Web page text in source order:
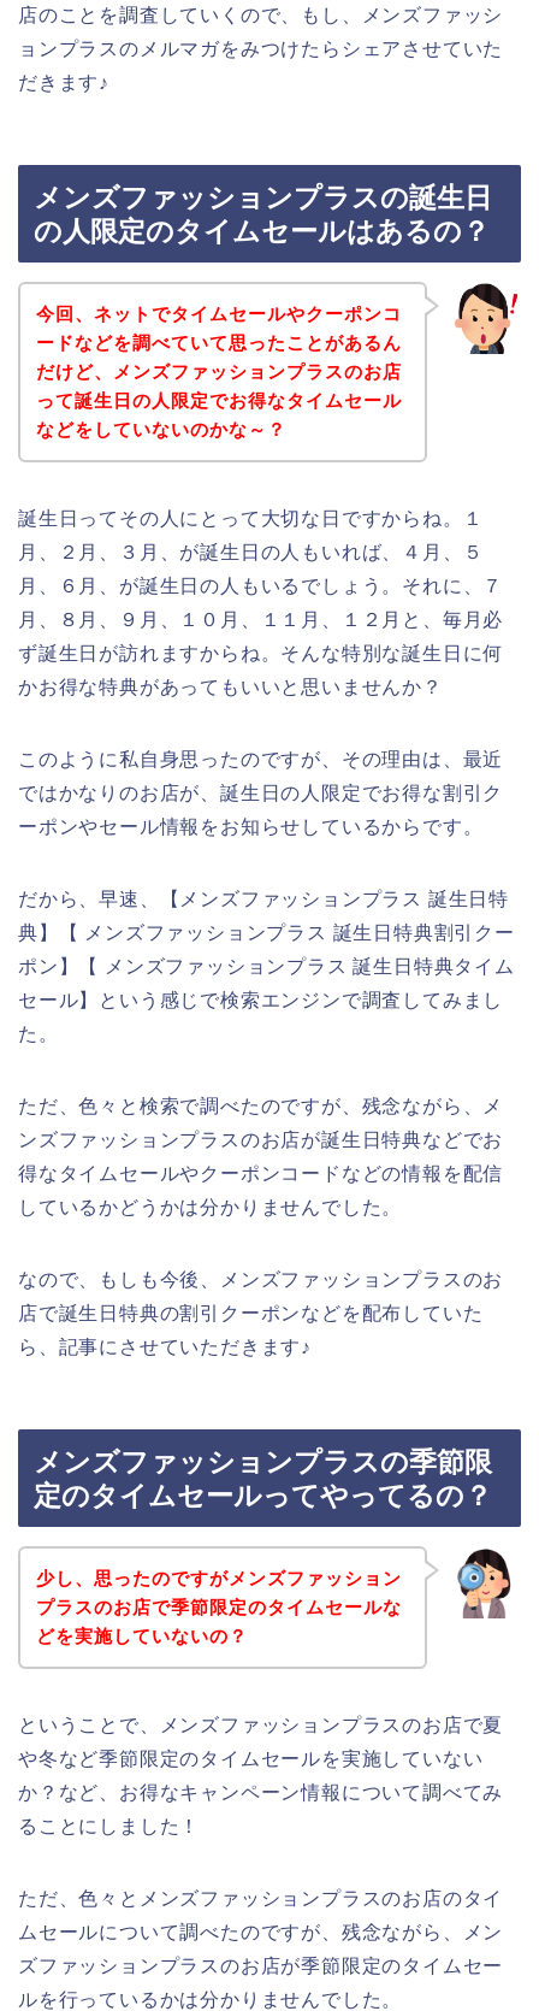
店のことを調査していくので、もし、メンズファッシ
ョンプラスのメルマガをみつけたらシェアさせていた
だきます♪
メンズファッションプラスの誕生日
の人限定のタイムセールはあるの？
今回、ネットでタイムセールやクーポンコ
ードなどを調べていて思ったことがあるん
だけど、メンズファッションプラスのお店
って誕生日の人限定でお得なタイムセール
などをしていないのかな～？
誕生日ってその人にとって大切な日ですからね。１
月、２月、３月、が誕生日の人もいれば、４月、５
月、６月、が誕生日の人もいるでしょう。それに、７
月、８月、９月、１０月、１１月、１２月と、毎月必
ず誕生日が訪れますからね。そんな特別な誕生日に何
かお得な特典があってもいいと思いませんか？
このように私自身思ったのですが、その理由は、最近
ではかなりのお店が、誕生日の人限定でお得な割引ク
ーポンやセール情報をお知らせしているからです。
だから、早速、【メンズファッションプラス 誕生日特
典】【 メンズファッションプラス 誕生日特典割引クー
ポン】【 メンズファッションプラス 誕生日特典タイム
セール】という感じで検索エンジンで調査してみまし
た。
ただ、色々と検索で調べたのですが、残念ながら、メ
ンズファッションプラスのお店が誕生日特典などでお
得なタイムセールやクーポンコードなどの情報を配信
しているかどうかは分かりませんでした。
なので、もしも今後、メンズファッションプラスのお
店で誕生日特典の割引クーポンなどを配布していた
ら、記事にさせていただきます♪
メンズファッションプラスの季節限
定のタイムセールってやってるの？
少し、思ったのですがメンズファッション
プラスのお店で季節限定のタイムセールな
どを実施していないの？
ということで、メンズファッションプラスのお店で夏
や冬など季節限定のタイムセールを実施していない
か？など、お得なキャンペーン情報について調べてみ
ることにしました！
ただ、色々とメンズファッションプラスのお店のタイ
ムセールについて調べたのですが、残念ながら、メン
ズファッションプラスのお店が季節限定のタイムセー
ルを行っているかは分かりませんでした。